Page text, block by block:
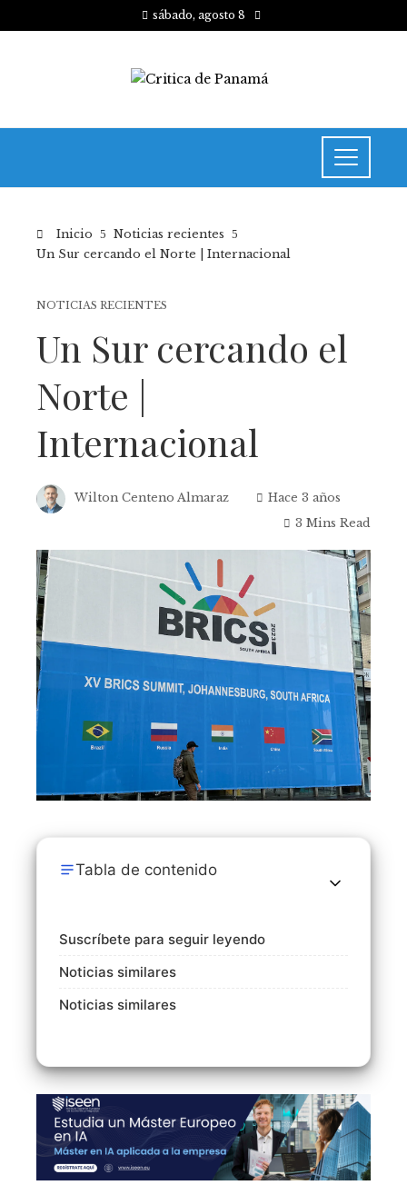
sábado, agosto 8
Inicio
Noticias recientes
Un Sur cercando el Norte | Internacional
NOTICIAS RECIENTES
Un Sur cercando el
Norte |
Internacional
Wilton Centeno Almaraz
Hace 3 años
3 Mins Read
Tabla de contenido
Suscríbete para seguir leyendo
Noticias similares
Noticias similares